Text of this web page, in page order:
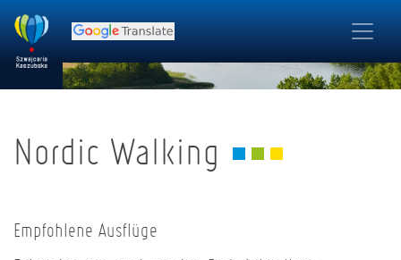
Nordic Walking
Empfohlene Ausflüge